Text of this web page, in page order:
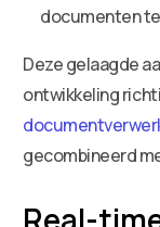
documenten
Deze gelaagde
ontwikkeling
gecombineerd